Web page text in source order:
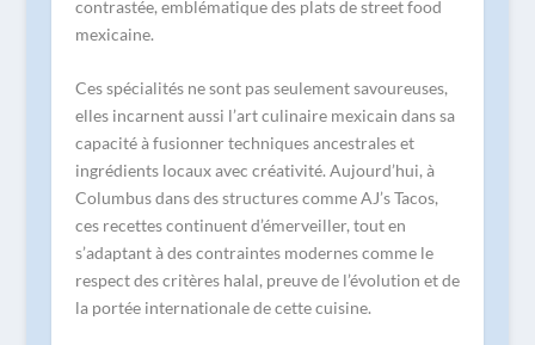
contrastée, emblématique des plats de street food
mexicaine.
Ces spécialités ne sont pas seulement savoureuses,
elles incarnent aussi l’art culinaire mexicain dans sa
capacité à fusionner techniques ancestrales et
ingrédients locaux avec créativité. Aujourd’hui, à
Columbus dans des structures comme AJ’s Tacos,
ces recettes continuent d’émerveiller, tout en
s’adaptant à des contraintes modernes comme le
respect des critères halal, preuve de l’évolution et de
la portée internationale de cette cuisine.